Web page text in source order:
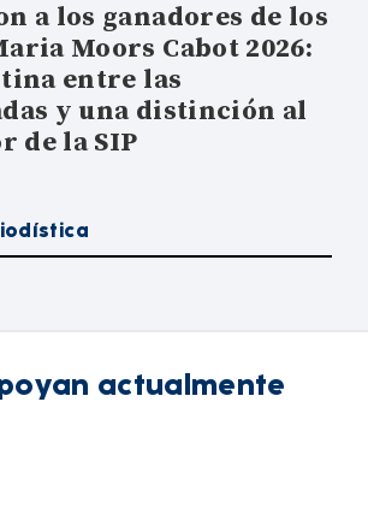
a los ganadores de los
Moors Cabot 2026:
entre las
y una distinción al
de la SIP
actualmente